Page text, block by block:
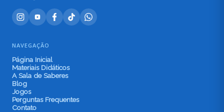
NAVEGAÇÃO
Página Inicial
Materiais Didáticos
A Sala de Saberes
Blog
Jogos
Perguntas Frequentes
Contato